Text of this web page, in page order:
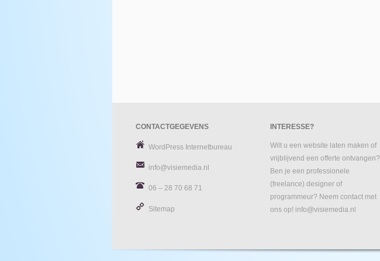
CONTACTGEGEVENS
WordPress Internetbureau
info@visiemedia.nl
06 – 28 70 68 71
Sitemap
INTERESSE?
Wilt u een website laten maken of
vrijblijvend een offerte ontvangen?
Ben je een professionele
(freelance) designer of
programmeur? Neem contact met
ons op! info@visiemedia.nl